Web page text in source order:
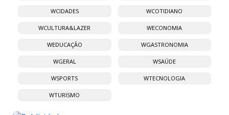
WCIDADES WCOTIDIANO
WCULTURA&LAZER WECONOMIA
WEDUCAÇÃO WGASTRONOMIA
WGERAL WSAÚDE
WSPORTS WTECNOLOGIA
WTURISMO